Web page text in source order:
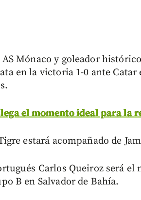
Mónaco y goleador
en la victoria 1-0 ante
el momento ideal para la
estará acompañado de
Carlos Queiroz será el
B en Salvador de Bahía.